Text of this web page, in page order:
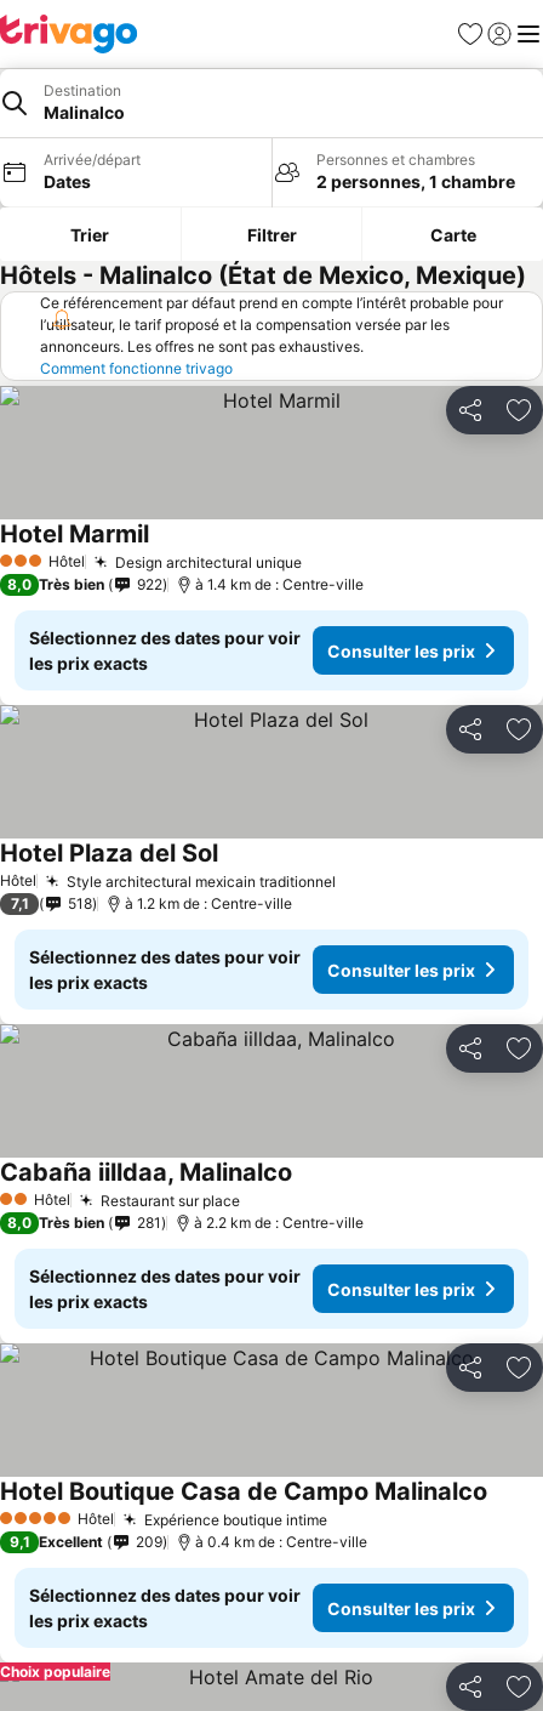
Favoris
Se
Destination
Malinalco
Arrivée/départ
Dates
Personnes et chambres
2 personnes, 1 chambre
Trier Filtrer Carte
Hôtels - Malinalco (État de Mexico, Mexique)
Ce référencement par défaut prend en compte l’intérêt probable pour
l’utilisateur, le tarif proposé et la compensation versée par les
annonceurs. Les offres ne sont pas exhaustives.
Comment fonctionne trivago
Partager
3 ÉtoilesHôtel Design architectural uniqueConsulter les prix
Hotel MarmilConsulter les prix
8,0 Très bien 922 à 1.4 km de : Centre-ville
Sélectionnez des dates pour voir
les prix exacts
Consulter les prix
Partager
Hôtel Style architectural mexicain traditionnel
Hotel Plaza del SolConsulter les prix
7,1 518 à 1.2 km de : Centre-ville
Sélectionnez des dates pour voir
les prix exacts
Consulter les prix
Partager
2 Étoiles
Hôtel Restaurant sur placeConsulter les prix
Cabaña iilldaa, Malinalco
8,0 Très bien 281 à 2.2 km de : Centre-ville
Sélectionnez des dates pour voir
les prix exacts
Consulter les prix
Partager
5 Étoiles Hôtel Expérience boutique intimeConsulter les prix
Hotel Boutique Casa de Campo Malinalco
9,1 Excellent 209 à 0.4 km de : Centre-ville
Sélectionnez des dates pour voir
les prix exacts
Consulter les prix
Partager
Choix populaire